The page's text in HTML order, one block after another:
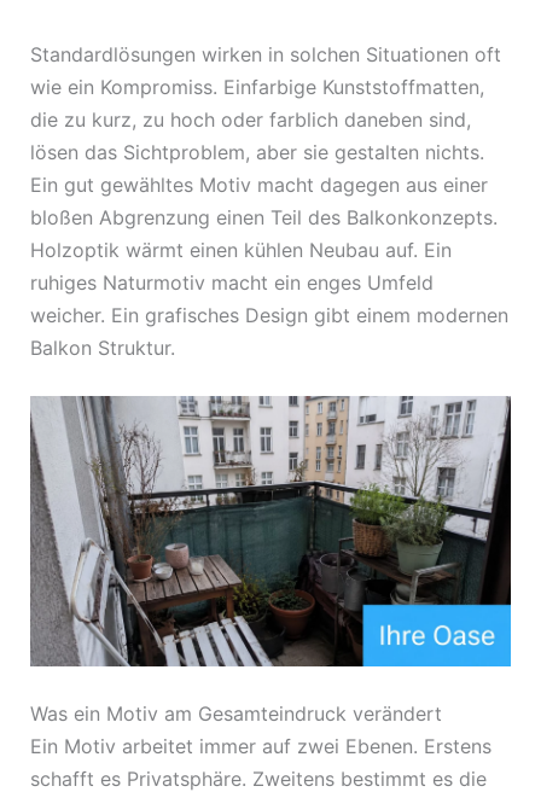
Standardlösungen wirken in solchen Situationen oft
wie ein Kompromiss. Einfarbige Kunststoffmatten,
die zu kurz, zu hoch oder farblich daneben sind,
lösen das Sichtproblem, aber sie gestalten nichts.
Ein gut gewähltes Motiv macht dagegen aus einer
bloßen Abgrenzung einen Teil des Balkonkonzepts.
Holzoptik wärmt einen kühlen Neubau auf. Ein
ruhiges Naturmotiv macht ein enges Umfeld
weicher. Ein grafisches Design gibt einem modernen
Balkon Struktur.
Was ein Motiv am Gesamteindruck verändert
Ein Motiv arbeitet immer auf zwei Ebenen. Erstens
schafft es Privatsphäre. Zweitens bestimmt es die